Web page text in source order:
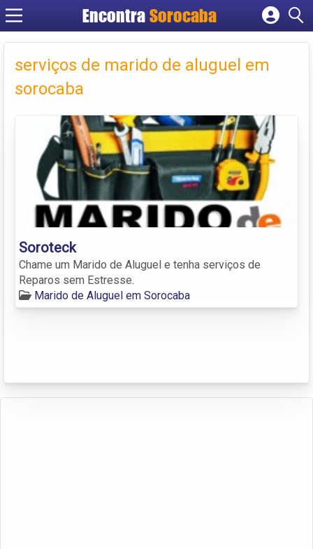
EncontraSorocaba
Cadastrar empresa
Criar conta
serviços de marido de aluguel em
sorocaba
Soroteck
Chame um Marido de Aluguel e tenha serviços de
Reparos sem Estresse.
Marido de Aluguel em Sorocaba